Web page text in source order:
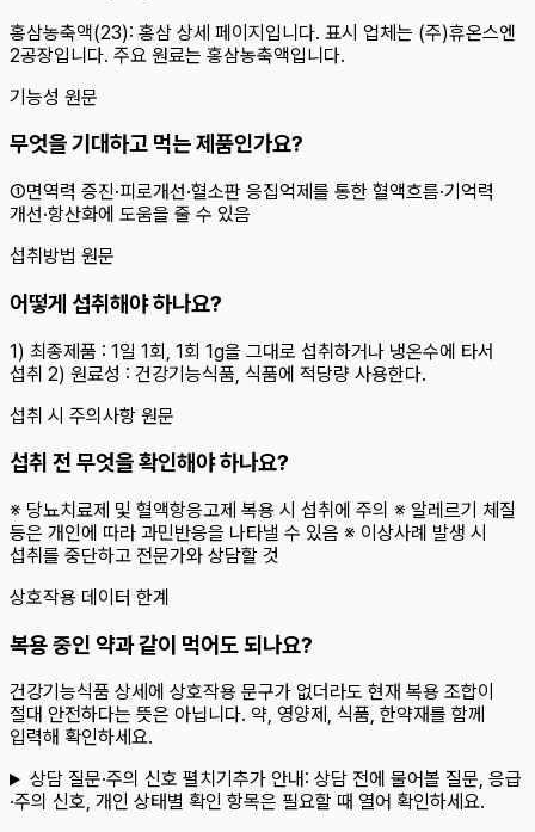
홍삼농축액(23): 홍삼 상세 페이지입니다. 표시 업체는 (주)휴온스엔
2공장입니다. 주요 원료는 홍삼농축액입니다.
기능성 원문
무엇을 기대하고 먹는 제품인가요?
①면역력 증진·피로개선·혈소판 응집억제를 통한 혈액흐름·기억력
개선·항산화에 도움을 줄 수 있음
섭취방법 원문
어떻게 섭취해야 하나요?
1) 최종제품 : 1일 1회, 1회 1g을 그대로 섭취하거나 냉온수에 타서
섭취 2) 원료성 : 건강기능식품, 식품에 적당량 사용한다.
섭취 시 주의사항 원문
섭취 전 무엇을 확인해야 하나요?
※ 당뇨치료제 및 혈액항응고제 복용 시 섭취에 주의 ※ 알레르기 체질
등은 개인에 따라 과민반응을 나타낼 수 있음 ※ 이상사례 발생 시
섭취를 중단하고 전문가와 상담할 것
상호작용 데이터 한계
복용 중인 약과 같이 먹어도 되나요?
건강기능식품 상세에 상호작용 문구가 없더라도 현재 복용 조합이
절대 안전하다는 뜻은 아닙니다. 약, 영양제, 식품, 한약재를 함께
입력해 확인하세요.
상담 질문·주의 신호 펼치기 추가 안내: 상담 전에 물어볼 질문, 응급
·주의 신호, 개인 상태별 확인 항목은 필요할 때 열어 확인하세요.